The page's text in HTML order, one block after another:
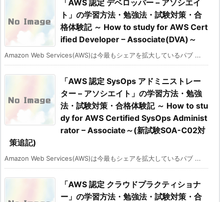
「AWS 認定 デベロッパー – アソシエイ
ト」の学習方法・勉強法・試験対策・合
格体験記 ～ How to study for AWS Cert
ified Developer – Associate(DVA)～
Amazon Web Services(AWS)は今最もシェアを拡大しているパブ ...
「AWS 認定 SysOps アドミニストレー
ター – アソシエイト」の学習方法・勉強
法・試験対策・合格体験記 ～ How to stu
dy for AWS Certified SysOps Administ
rator – Associate～(新試験SOA-C02対
策追記)
Amazon Web Services(AWS)は今最もシェアを拡大しているパブ ...
「AWS 認定 クラウドプラクティショナ
ー」の学習方法・勉強法・試験対策・合